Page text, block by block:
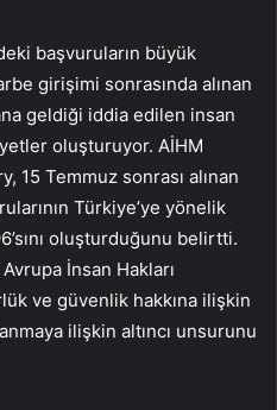
başvuruların büyük
girişimi sonrasında alınan
geldiği iddia edilen insan
oluşturuyor. AİHM
15 Temmuz sonrası alınan
Türkiye’ye yönelik
oluşturduğunu belirtti.
İnsan Hakları
ve güvenlik hakkına ilişkin
ilişkin altıncı unsurunu